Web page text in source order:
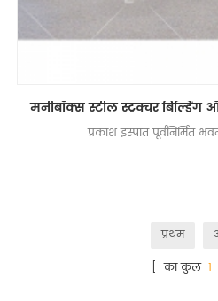
प्रकाश इस्पात पूर्वनिर्मित
प्रथम
[ का कुल 1